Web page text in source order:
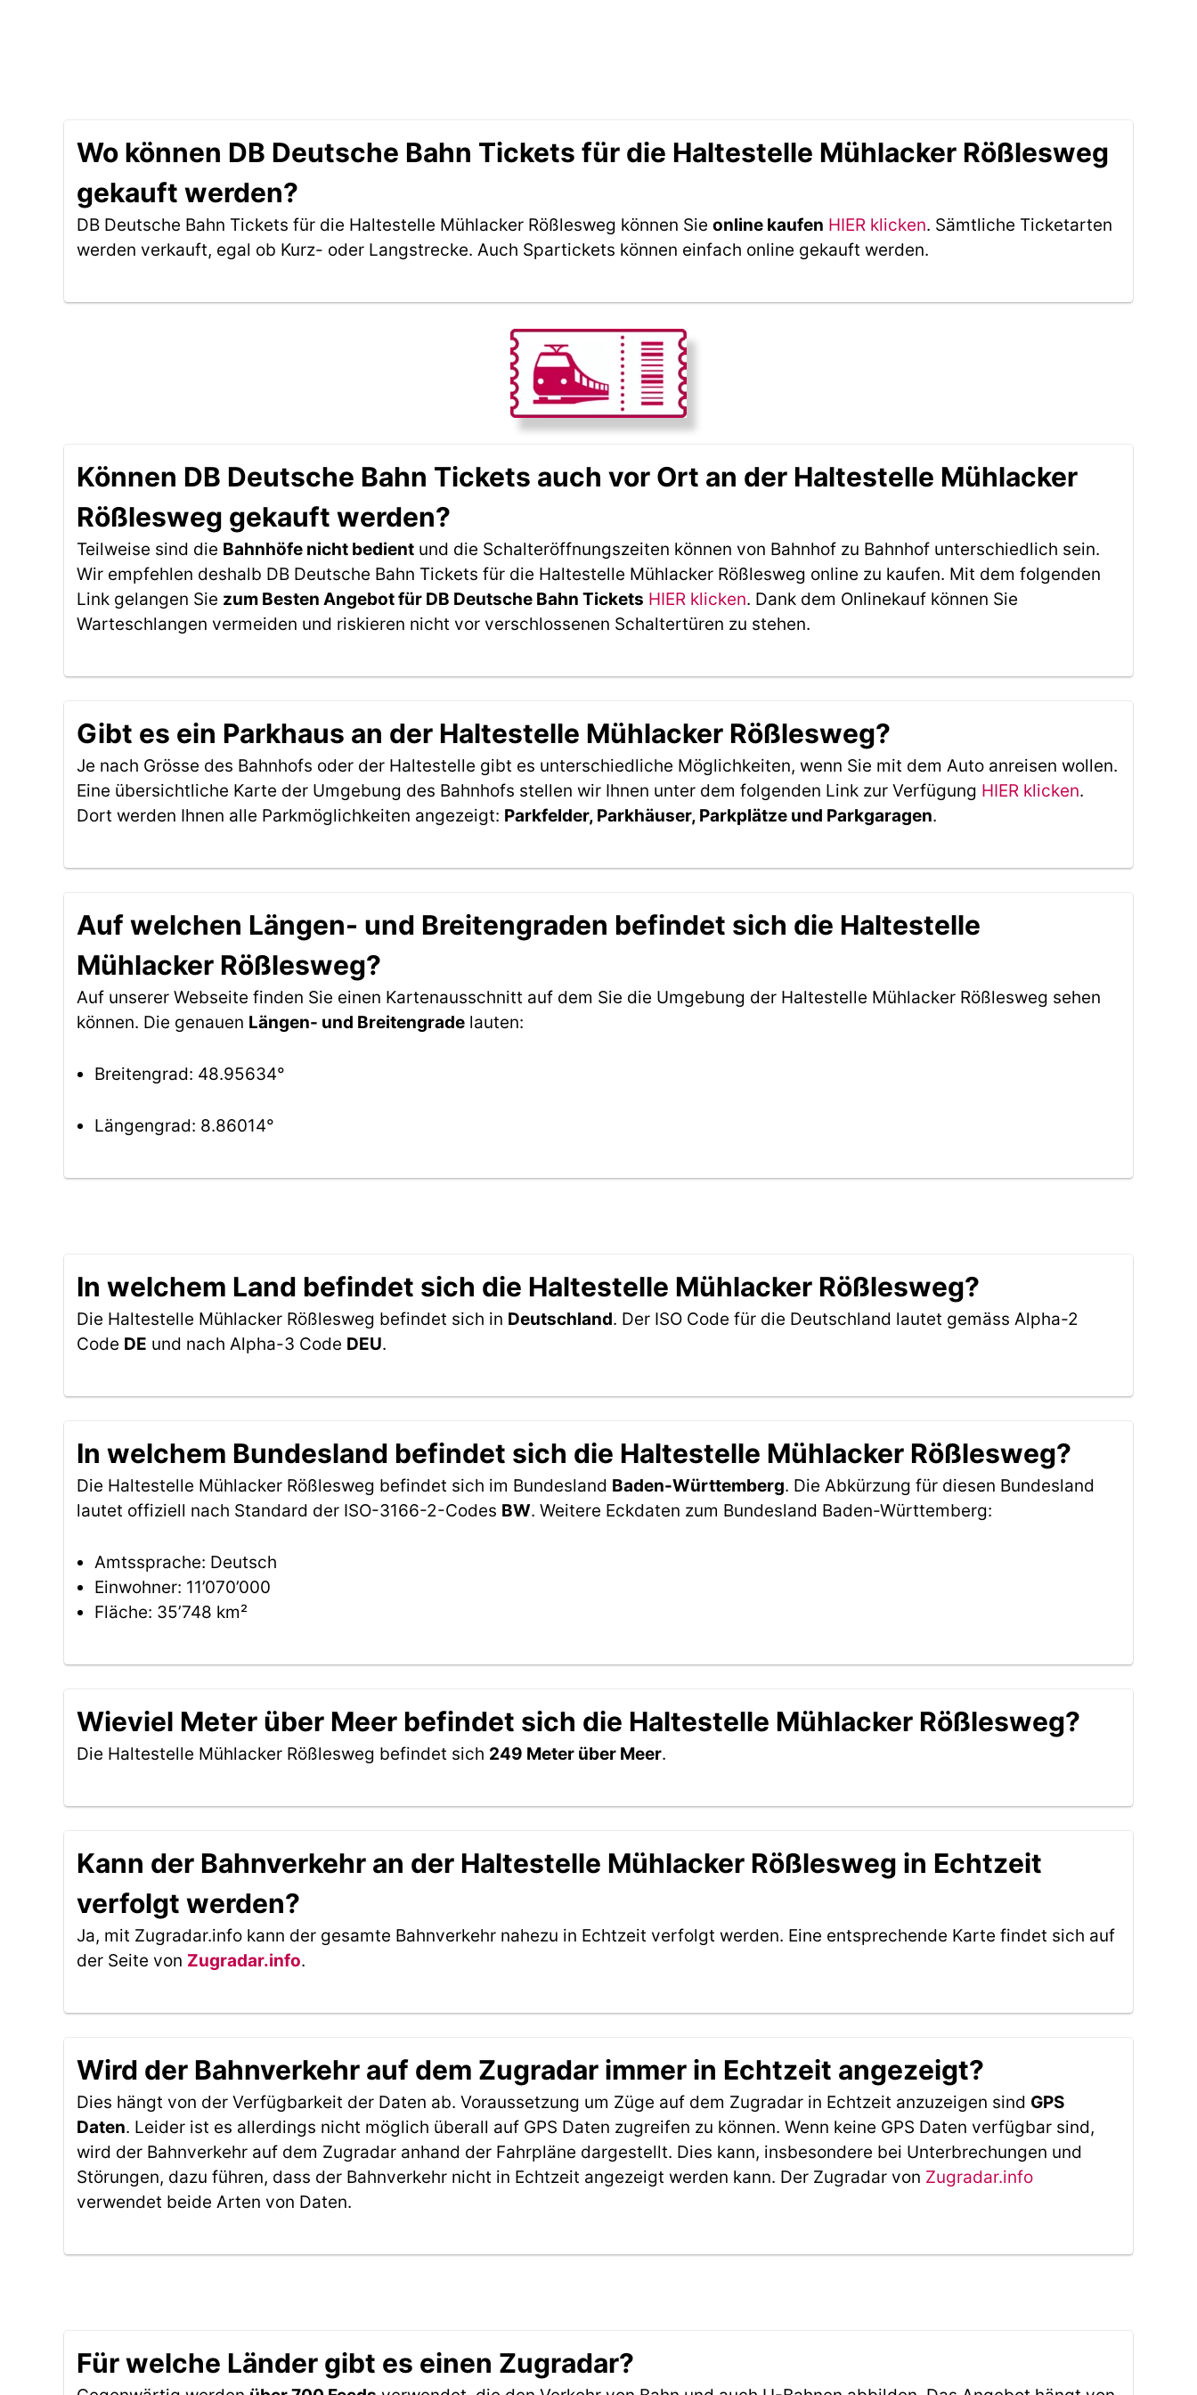
Wo können DB Deutsche Bahn Tickets für die Haltestelle Mühlacker Rößlesweg
gekauft werden?
DB Deutsche Bahn Tickets für die Haltestelle Mühlacker Rößlesweg können Sie online kaufen HIER klicken. Sämtliche Ticketarten
werden verkauft, egal ob Kurz- oder Langstrecke. Auch Spartickets können einfach online gekauft werden.
Können DB Deutsche Bahn Tickets auch vor Ort an der Haltestelle Mühlacker
Rößlesweg gekauft werden?
Teilweise sind die Bahnhöfe nicht bedient und die Schalteröffnungszeiten können von Bahnhof zu Bahnhof unterschiedlich sein.
Wir empfehlen deshalb DB Deutsche Bahn Tickets für die Haltestelle Mühlacker Rößlesweg online zu kaufen. Mit dem folgenden
Link gelangen Sie zum Besten Angebot für DB Deutsche Bahn Tickets HIER klicken. Dank dem Onlinekauf können Sie
Warteschlangen vermeiden und riskieren nicht vor verschlossenen Schaltertüren zu stehen.
Gibt es ein Parkhaus an der Haltestelle Mühlacker Rößlesweg?
Je nach Grösse des Bahnhofs oder der Haltestelle gibt es unterschiedliche Möglichkeiten, wenn Sie mit dem Auto anreisen wollen.
Eine übersichtliche Karte der Umgebung des Bahnhofs stellen wir Ihnen unter dem folgenden Link zur Verfügung HIER klicken.
Dort werden Ihnen alle Parkmöglichkeiten angezeigt: Parkfelder, Parkhäuser, Parkplätze und Parkgaragen.
Auf welchen Längen- und Breitengraden befindet sich die Haltestelle
Mühlacker Rößlesweg?
Auf unserer Webseite finden Sie einen Kartenausschnitt auf dem Sie die Umgebung der Haltestelle Mühlacker Rößlesweg sehen
können. Die genauen Längen- und Breitengrade lauten:
Breitengrad: 48.95634°
Längengrad: 8.86014°
In welchem Land befindet sich die Haltestelle Mühlacker Rößlesweg?
Die Haltestelle Mühlacker Rößlesweg befindet sich in Deutschland. Der ISO Code für die Deutschland lautet gemäss Alpha-2
Code DE und nach Alpha-3 Code DEU.
In welchem Bundesland befindet sich die Haltestelle Mühlacker Rößlesweg?
Die Haltestelle Mühlacker Rößlesweg befindet sich im Bundesland Baden-Württemberg. Die Abkürzung für diesen Bundesland
lautet offiziell nach Standard der ISO-3166-2-Codes BW. Weitere Eckdaten zum Bundesland Baden-Württemberg:
Amtssprache: Deutsch
Einwohner: 11’070’000
Fläche: 35’748 km²
Wieviel Meter über Meer befindet sich die Haltestelle Mühlacker Rößlesweg?
Die Haltestelle Mühlacker Rößlesweg befindet sich 249 Meter über Meer.
Kann der Bahnverkehr an der Haltestelle Mühlacker Rößlesweg in Echtzeit
verfolgt werden?
Ja, mit Zugradar.info kann der gesamte Bahnverkehr nahezu in Echtzeit verfolgt werden. Eine entsprechende Karte findet sich auf
der Seite von Zugradar.info.
Wird der Bahnverkehr auf dem Zugradar immer in Echtzeit angezeigt?
Dies hängt von der Verfügbarkeit der Daten ab. Voraussetzung um Züge auf dem Zugradar in Echtzeit anzuzeigen sind GPS
Daten. Leider ist es allerdings nicht möglich überall auf GPS Daten zugreifen zu können. Wenn keine GPS Daten verfügbar sind,
wird der Bahnverkehr auf dem Zugradar anhand der Fahrpläne dargestellt. Dies kann, insbesondere bei Unterbrechungen und
Störungen, dazu führen, dass der Bahnverkehr nicht in Echtzeit angezeigt werden kann. Der Zugradar von Zugradar.info
verwendet beide Arten von Daten.
Für welche Länder gibt es einen Zugradar?